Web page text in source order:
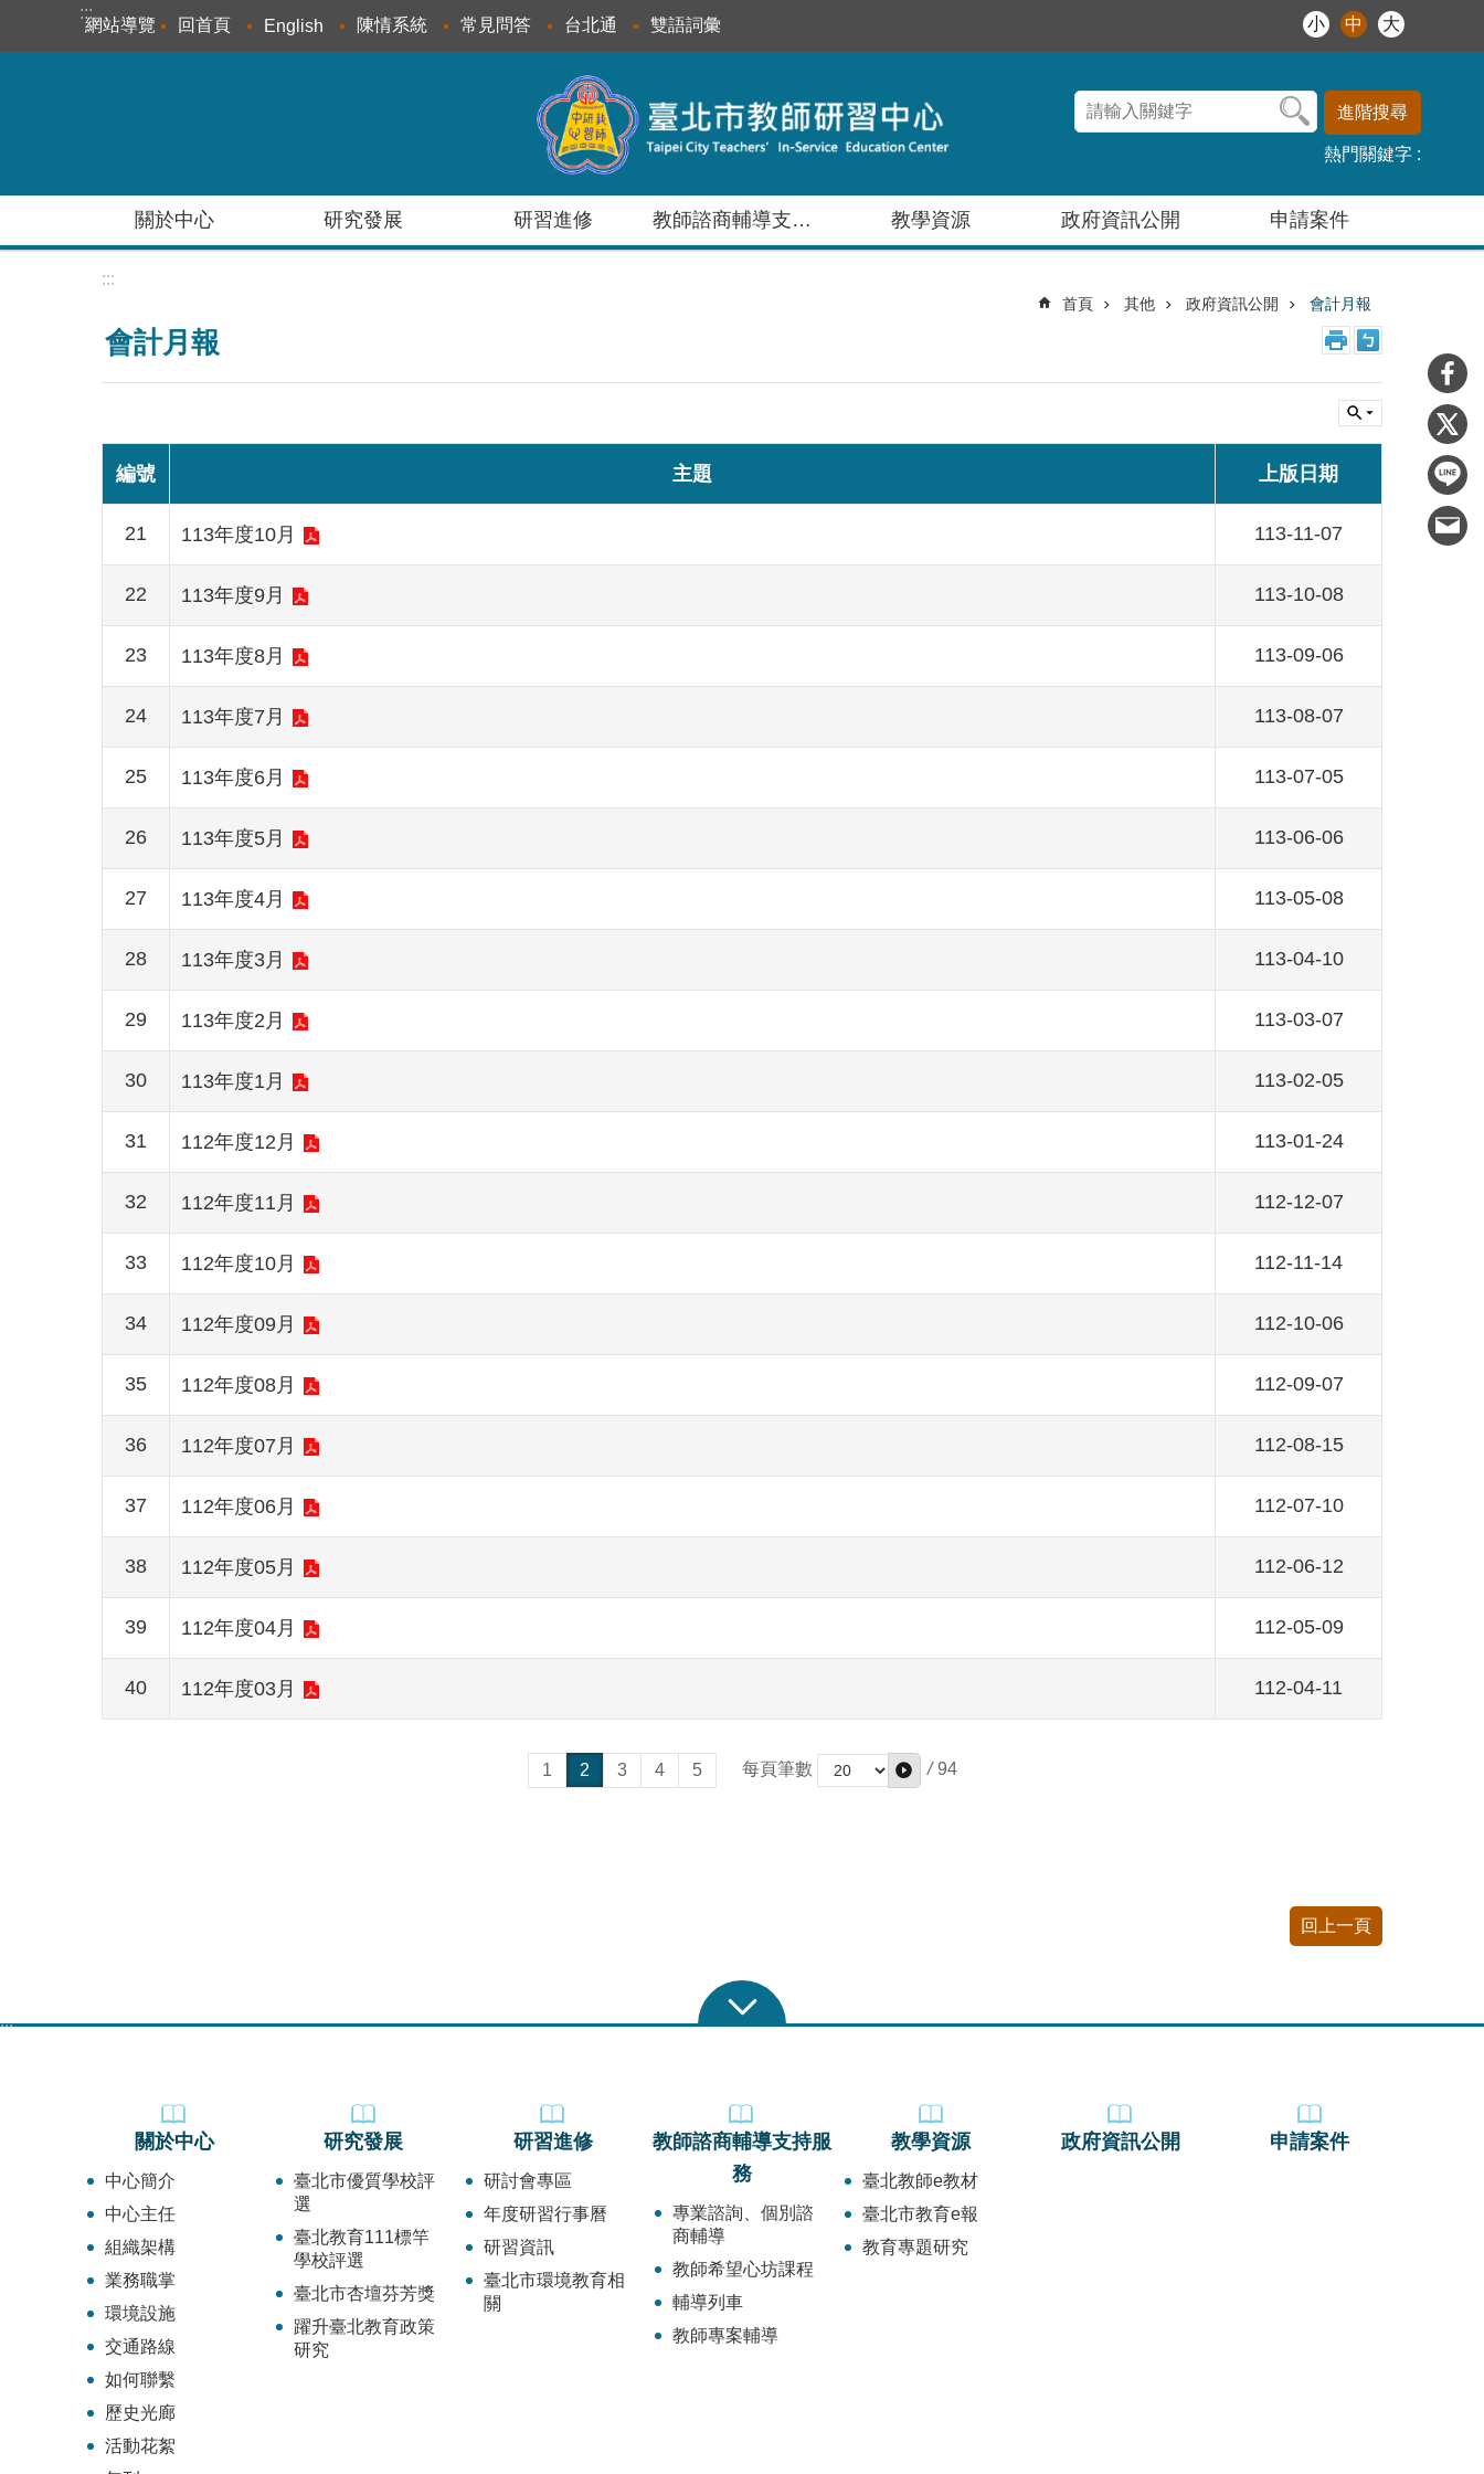
跳到主要內容區塊
:::
網站導覽 回首頁 English 陳情系統 常見問答 台北通 雙語詞彙 小 中 大
進階搜尋
熱門關鍵字
關於中心 研究發展 研習進修 教師諮商輔導支持服務 教學資源 政府資訊公開 申請案件
:::
首頁 其他 政府資訊公開 會計月報
會計月報
編號 主題 上版日期
21 113年度10月 113-11-07
22 113年度9月 113-10-08
23 113年度8月 113-09-06
24 113年度7月 113-08-07
25 113年度6月 113-07-05
26 113年度5月 113-06-06
27 113年度4月 113-05-08
28 113年度3月 113-04-10
29 113年度2月 113-03-07
30 113年度1月 113-02-05
31 112年度12月 113-01-24
32 112年度11月 112-12-07
33 112年度10月 112-11-14
34 112年度09月 112-10-06
35 112年度08月 112-09-07
36 112年度07月 112-08-15
37 112年度06月 112-07-10
38 112年度05月 112-06-12
39 112年度04月 112-05-09
40 112年度03月 112-04-11
1 2 3 4 5 每頁筆數 / 94
回上一頁
:::
關於中心
中心簡介
中心主任
組織架構
業務職掌
環境設施
交通路線
如何聯繫
歷史光廊
活動花絮
研究發展
臺北市優質學校評
選
臺北教育111標竿
學校評選
臺北市杏壇芬芳獎
躍升臺北教育政策
研究
研習進修
研討會專區
年度研習行事曆
研習資訊
臺北市環境教育相
關
教師諮商輔導支持服
務
專業諮詢、個別諮
商輔導
教師希望心坊課程
輔導列車
教師專案輔導
教學資源
臺北教師e教材
臺北市教育e報
教育專題研究
政府資訊公開 申請案件